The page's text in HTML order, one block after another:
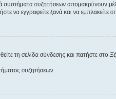
συστήματα συζητήσεων απομακρύνουν
εγγραφείτε ξανά και να εμπλακείτε
τη σελίδα σύνδεσης και πατήστε στο
συζητήσεων.